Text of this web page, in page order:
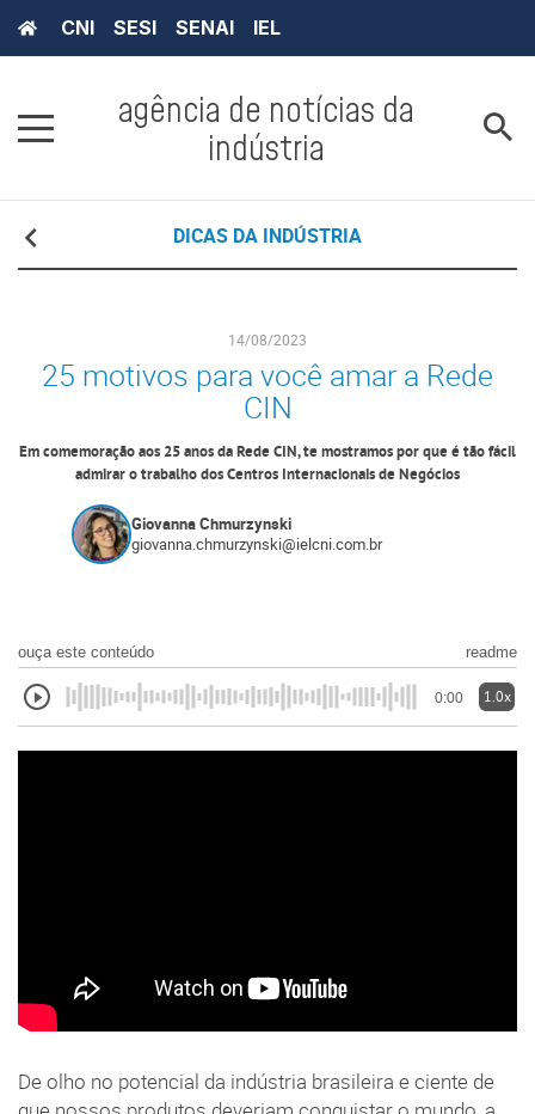
CNI SESI SENAI IEL
agência de notícias da
indústria
DICAS DA INDÚSTRIA
14/08/2023
25 motivos para você amar a Rede
CIN
Em comemoração aos 25 anos da Rede CIN, te mostramos por que é tão fácil
admirar o trabalho dos Centros Internacionais de Negócios
Giovanna Chmurzynski
giovanna.chmurzynski@ielcni.com.br
ouça este conteúdo readme
0:00 1.0x
De olho no potencial da indústria brasileira e ciente de